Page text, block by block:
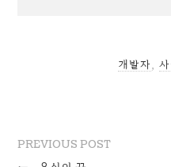
개발자
PREVIOUS POST